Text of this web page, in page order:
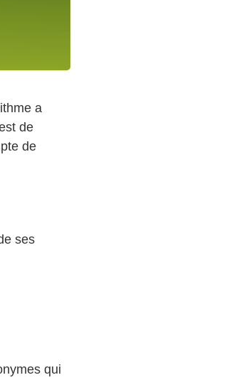
a
de
de
ses
qui